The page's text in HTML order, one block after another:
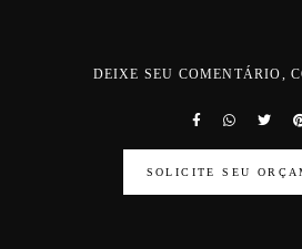
DEIXE SEU COMENTÁRIO,
SOLICITE SEU